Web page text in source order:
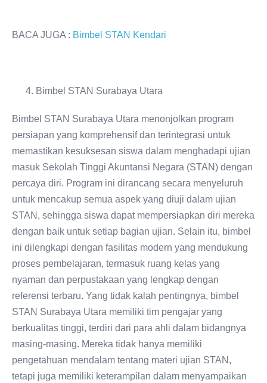
BACA JUGA : Bimbel STAN Kendari
Bimbel STAN Surabaya Utara
Bimbel STAN Surabaya Utara menonjolkan program
persiapan yang komprehensif dan terintegrasi untuk
memastikan kesuksesan siswa dalam menghadapi ujian
masuk Sekolah Tinggi Akuntansi Negara (STAN) dengan
percaya diri. Program ini dirancang secara menyeluruh
untuk mencakup semua aspek yang diuji dalam ujian
STAN, sehingga siswa dapat mempersiapkan diri mereka
dengan baik untuk setiap bagian ujian. Selain itu, bimbel
ini dilengkapi dengan fasilitas modern yang mendukung
proses pembelajaran, termasuk ruang kelas yang
nyaman dan perpustakaan yang lengkap dengan
referensi terbaru. Yang tidak kalah pentingnya, bimbel
STAN Surabaya Utara memiliki tim pengajar yang
berkualitas tinggi, terdiri dari para ahli dalam bidangnya
masing-masing. Mereka tidak hanya memiliki
pengetahuan mendalam tentang materi ujian STAN,
tetapi juga memiliki keterampilan dalam menyampaikan